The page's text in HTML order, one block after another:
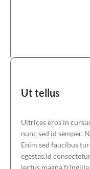
Ut tellus
Ultrices eros in
nunc sed id semper.
Enim sed faucibus
egestas.Id
lectus magna fringilla.